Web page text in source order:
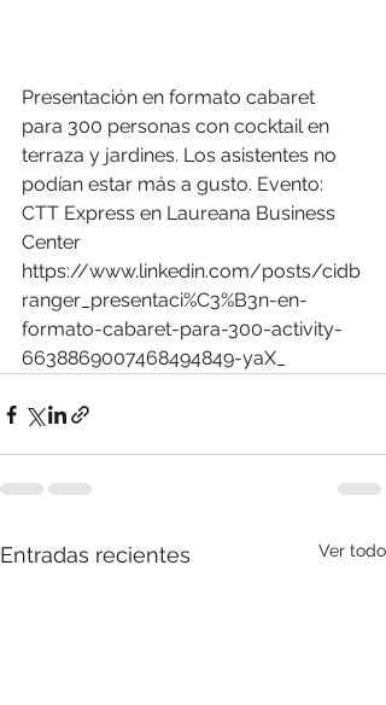
Presentación en formato cabaret
para 300 personas con cocktail en
terraza y jardines. Los asistentes no
podían estar más a gusto. Evento:
CTT Express en Laureana Business
Center
https://www.linkedin.com/posts/cidb
ranger_presentaci%C3%B3n-en-
formato-cabaret-para-300-activity-
6638869007468494849-yaX_
Entradas recientes Ver todo